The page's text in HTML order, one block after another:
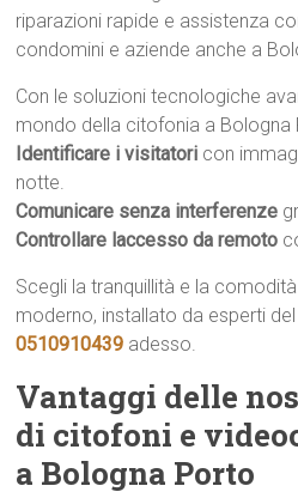
riparazioni rapide e assistenza
condomini e aziende anche a
Con le soluzioni tecnologiche
mondo della citofonia a Bologna
Identificare i visitatori con
notte.
Comunicare senza interferenze
Controllare laccesso da remoto
Scegli la tranquillità e la
moderno, installato da esperti
0510910439 adesso.
Vantaggi delle
di citofoni e
a Bologna Porto